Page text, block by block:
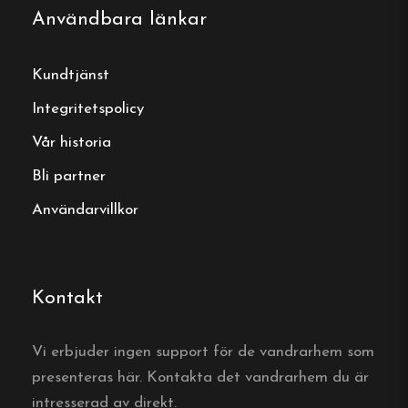
Webbplats:
Boka ditt boende
Vanliga frågor
Användbara länkar
Kundtjänst
Integritetspolicy
Vår historia
Bli partner
Användarvillkor
Kontakt
Vi erbjuder ingen support för de vandrarhem som
presenteras här. Kontakta det vandrarhem du är
intresserad av direkt.